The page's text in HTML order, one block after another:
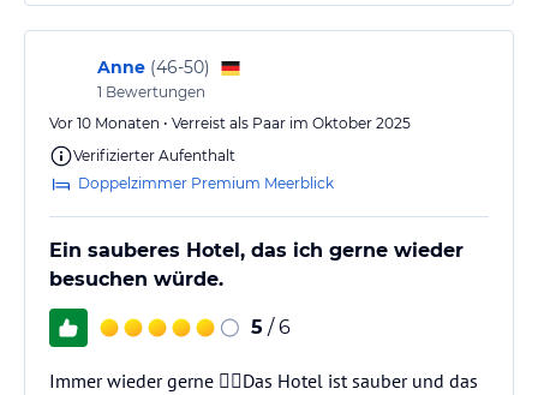
Anne (46-50)
1 Bewertungen
Vor 10 Monaten • Verreist als Paar im Oktober 2025
Verifizierter Aufenthalt
Doppelzimmer Premium Meerblick
Ein sauberes Hotel, das ich gerne wieder
besuchen würde.
5 / 6
Immer wieder gerne 👍🏼Das Hotel ist sauber und das